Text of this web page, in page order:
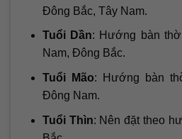
Đông Bắc, Tây Nam.
Tuổi Dần: Hướng bàn
Nam, Đông Bắc.
Tuổi Mão: Hướng bàn
Đông Nam.
Tuổi Thìn: Nên đặt theo